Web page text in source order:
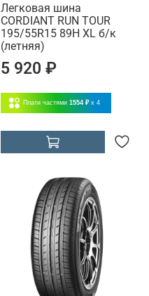
Легковая шина
CORDIANT RUN TOUR
195/55R15 89H XL б/к
(летняя)
5 920 ₽
Плати частями 1554 ₽ x 4